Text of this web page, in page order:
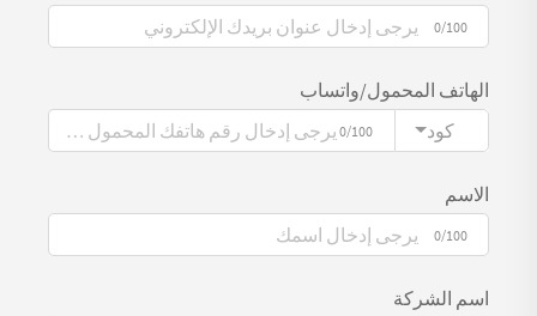
0/100
الهاتف المحمول/واتساب
كود
0/100
الاسم
0/100
اسم الشركة